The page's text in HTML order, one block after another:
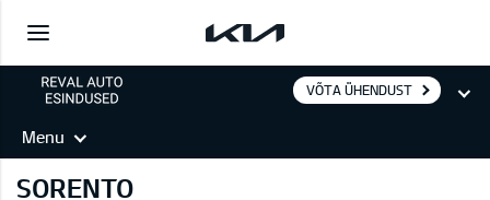
VÕTA ÜHENDUST
Menu
SORENTO